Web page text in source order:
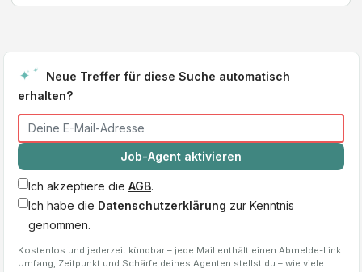
Neue Treffer für diese Suche automatisch
erhalten?
Job-Agent aktivieren
Ich akzeptiere die AGB.
Ich habe die Datenschutzerklärung zur Kenntnis
genommen.
Kostenlos und jederzeit kündbar – jede Mail enthält einen Abmelde-Link.
Umfang, Zeitpunkt und Schärfe deines Agenten stellst du – wie viele